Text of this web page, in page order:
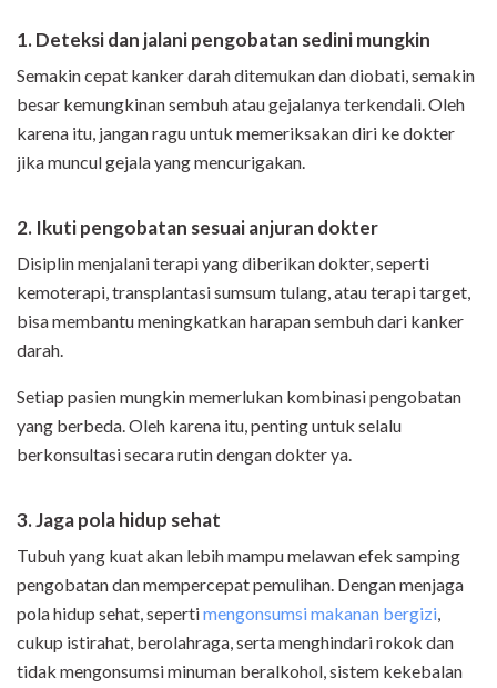
1. Deteksi dan jalani pengobatan sedini mungkin
Semakin cepat kanker darah ditemukan dan diobati, semakin
besar kemungkinan sembuh atau gejalanya terkendali. Oleh
karena itu, jangan ragu untuk memeriksakan diri ke dokter
jika muncul gejala yang mencurigakan.
2. Ikuti pengobatan sesuai anjuran dokter
Disiplin menjalani terapi yang diberikan dokter, seperti
kemoterapi, transplantasi sumsum tulang, atau terapi target,
bisa membantu meningkatkan harapan sembuh dari kanker
darah.
Setiap pasien mungkin memerlukan kombinasi pengobatan
yang berbeda. Oleh karena itu, penting untuk selalu
berkonsultasi secara rutin dengan dokter ya.
3. Jaga pola hidup sehat
Tubuh yang kuat akan lebih mampu melawan efek samping
pengobatan dan mempercepat pemulihan. Dengan menjaga
pola hidup sehat, sepertimengonsumsi makanan bergizi
cukup istirahat, berolahraga, serta menghindari rokok dan
tidak mengonsumsi minuman beralkohol, sistem kekebalan